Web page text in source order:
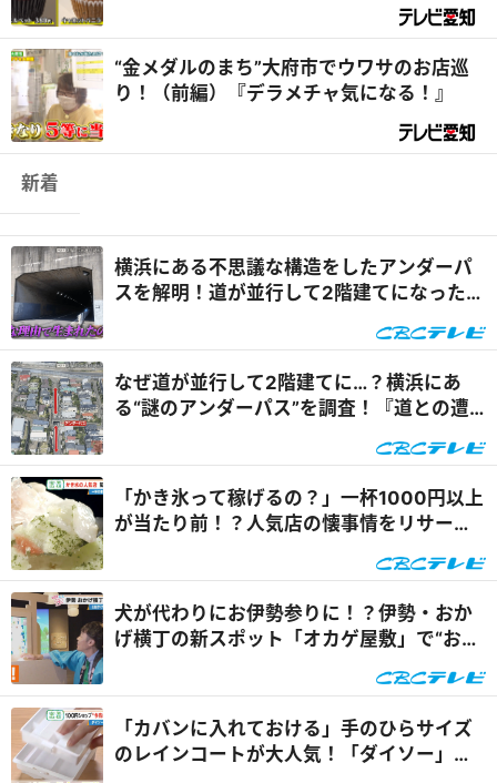
“金メダルのまち”大府市でウワサのお店巡
り！（前編）『デラメチャ気になる！』
新着
横浜にある不思議な構造をしたアンダーパ
スを解明！道が並行して2階建てになったワ
なぜ道が並行して2階建てに…？横浜にあ
る“謎のアンダーパス”を調査！『道との遭
「かき氷って稼げるの？」一杯1000円以上
が当たり前！？人気店の懐事情をリサーチ
犬が代わりにお伊勢参りに！？伊勢・おか
げ横丁の新スポット「オカゲ屋敷」で“おか
「カバンに入れておける」手のひらサイズ
のレインコートが大人気！「ダイソー」で